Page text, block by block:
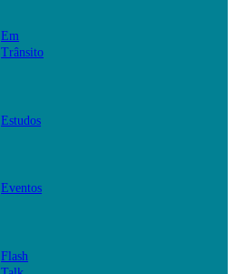
Em
Trânsito
Estudos
Eventos
Flash